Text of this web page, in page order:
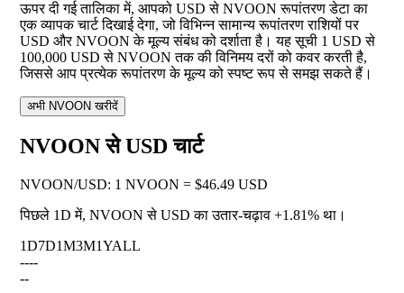
ऊपर दी गई तालिका में, आपको USD से NVOON रूपांतरण डेटा का
एक व्यापक चार्ट दिखाई देगा, जो विभिन्न सामान्य रूपांतरण राशियों पर
USD और NVOON के मूल्य संबंध को दर्शाता है। यह सूची 1 USD से
100,000 USD से NVOON तक की विनिमय दरों को कवर करती है,
जिससे आप प्रत्येक रूपांतरण के मूल्य को स्पष्ट रूप से समझ सकते हैं।
अभी NVOON खरीदें
NVOON से USD चार्ट
NVOON/USD: 1 NVOON = $46.49 USD
पिछले 1D में, NVOON से USD का उतार-चढ़ाव +1.81% था।
1D7D1M3M1YALL
----
--